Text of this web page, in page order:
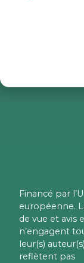
Financé par
européenne.
de vue et avis
n’engagent
leur(s)
reflètent pas